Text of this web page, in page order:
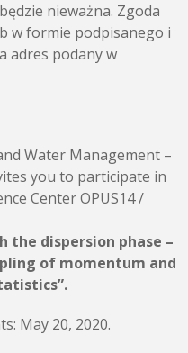
nieważna. Zgoda
w formie podpisanego i
adres podany w
Water Management –
you to participate in
Center OPUS14 /
the dispersion phase –
of momentum and
May 20, 2020.